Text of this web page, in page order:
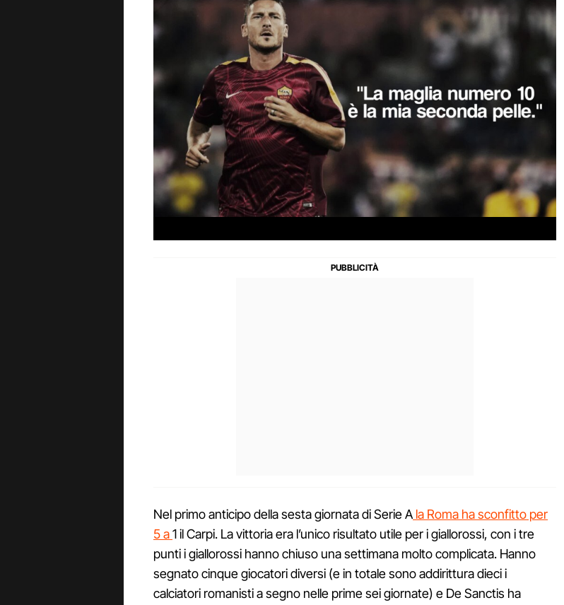
Nel primo anticipo della sesta giornata di Serie A la Roma ha sconfitto per
5 a1 il Carpi. La vittoria era l’unico risultato utile per i giallorossi, con i tre
punti i giallorossi hanno chiuso una settimana molto complicata. Hanno
segnato cinque giocatori diversi (e in totale sono addirittura dieci i
calciatori romanisti a segno nelle prime sei giornate) e De Sanctis ha